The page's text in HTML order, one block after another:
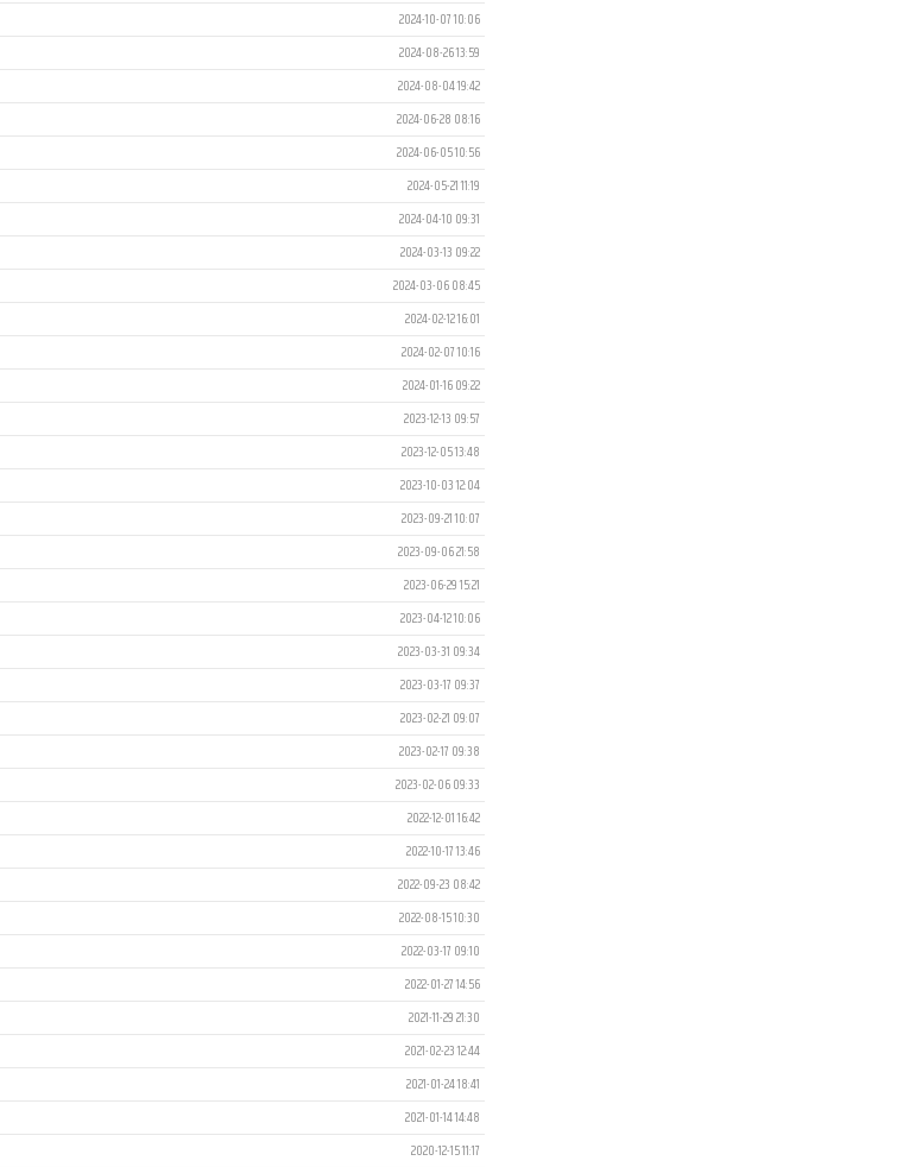
2024-10-07 10:06
2024-08-26 13:59
2024-08-04 19:42
2024-06-28 08:16
2024-06-05 10:56
2024-05-21 11:19
2024-04-10 09:31
2024-03-13 09:22
2024-03-06 08:45
2024-02-12 16:01
2024-02-07 10:16
2024-01-16 09:22
2023-12-13 09:57
2023-12-05 13:48
2023-10-03 12:04
2023-09-21 10:07
2023-09-06 21:58
2023-06-29 15:21
2023-04-12 10:06
2023-03-31 09:34
2023-03-17 09:37
2023-02-21 09:07
2023-02-17 09:38
2023-02-06 09:33
2022-12-01 16:42
2022-10-17 13:46
2022-09-23 08:42
2022-08-15 10:30
2022-03-17 09:10
2022-01-27 14:56
2021-11-29 21:30
2021-02-23 12:44
2021-01-24 18:41
2021-01-14 14:48
2020-12-15 11:17